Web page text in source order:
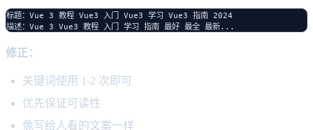
标题：Vue 3 教程 Vue3 入门 Vue3 学习 Vue3 指南 2024
修正：
关键词使用 1-2 次即可
优先保证可读性
像写给人看的文案一样